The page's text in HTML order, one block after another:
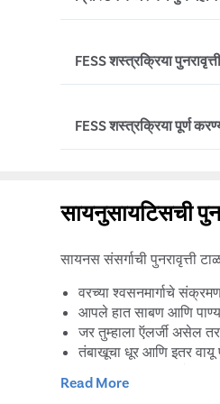
देखील पुराणमतवादी
सायनस शस्त्रक्रियेची
पुणे महानगर प्रदेश मध्ये
हॉस्पिटल आणि डॉक्टरांची
संरक्षण इ. यासारख्या
तथापि, पोस्टऑपरेटिव्ह
FESS शस्त्रक्रिया
होय. सायनसच्या
सायनस अडथळा. अशा
शस्त्रक्रियेपेक्षा चांगले
FESS शस्त्रक्रिया पूर्ण
संक्रमित आहे आणि संसर्ग
सायनुसायटिसची
सायनस संसर्गाची पुनरावृत्ती
वरच्या श्वसनमार्गाचे
आपले हात साबण आणि
जर तुम्हाला ऍलर्जी असेल
तंबाखूचा धूर आणि इतर वायू
नेटी पॉट किंवा इतर तत्सम
Read More